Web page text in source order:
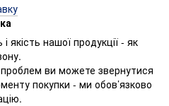
якість нашої продукції - як
ви можете звернутися
покупки - ми обов’язково